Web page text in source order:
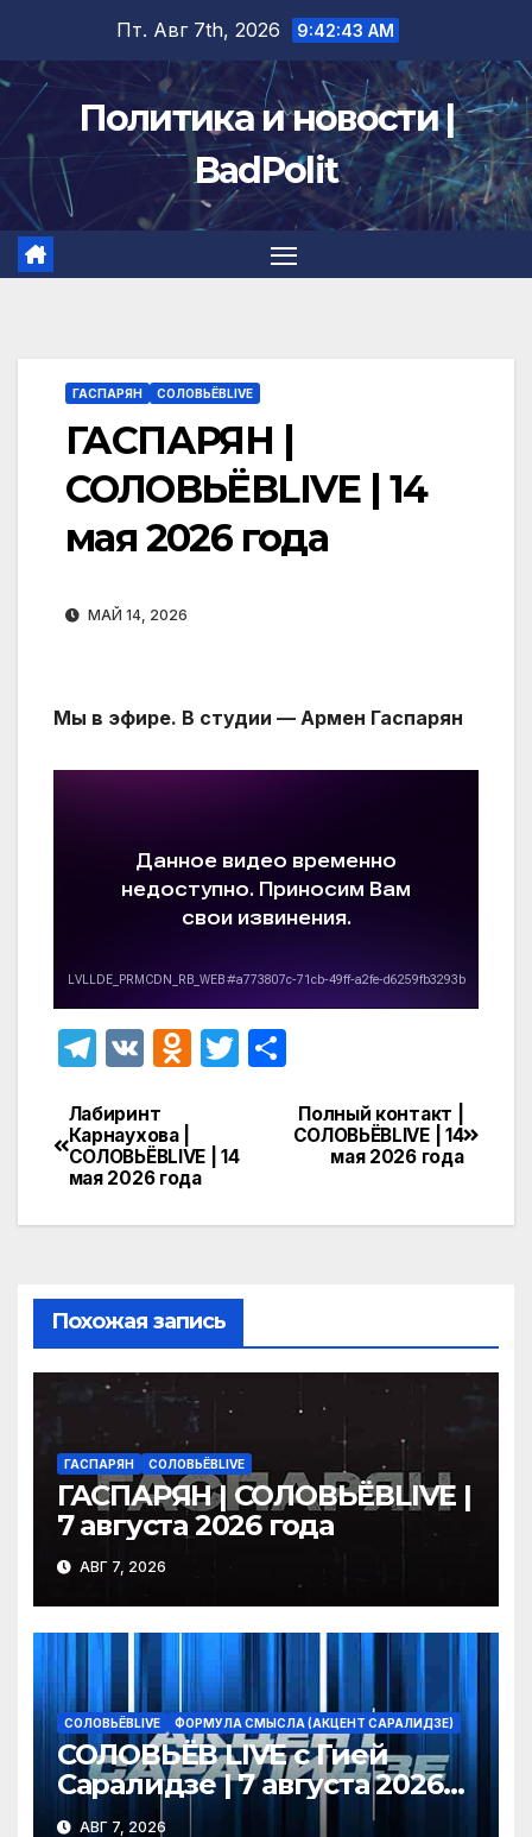
содержимому
Пт. Авг 7th, 2026 9:42:44 AM
Политика и новости |
BadPolit
ГАСПАРЯН СОЛОВЬЁВLIVE
ГАСПАРЯН |
СОЛОВЬЁВLIVE | 14
мая 2026 года
МАЙ 14, 2026
Мы в эфире. В студии — Армен Гаспарян
T
e
gr
a
m
V
O
o
kl
a
s
ni
ki
T
er
п
в
ь
Навигация
по
записям
Полный контакт |
СОЛОВЬЁВLIVE | 14
мая 2026 года
Лабиринт
Карнаухова |
СОЛОВЬЁВLIVE | 14
мая 2026 года
Похожая запись
ГАСПАРЯН СОЛОВЬЁВLIVE
ГАСПАРЯН | СОЛОВЬЁВLIVE |
7 августа 2026 года
АВГ 7, 2026
СОЛОВЬЁВLIVE ФОРМУЛА СМЫСЛА (АКЦЕНТ САРАЛИДЗЕ)
СОЛОВЬЁВ LIVE с Гией
Саралидзе | 7 августа 2026
года
АВГ 7, 2026